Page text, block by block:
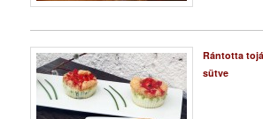
Rántotta
sütve